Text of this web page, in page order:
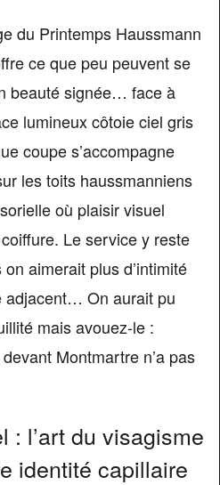
du Printemps Haussmann
ce que peu peuvent se
beauté signée… face à
lumineux côtoie ciel gris
coupe s’accompagne
les toits haussmanniens
où plaisir visuel
Le service y reste
aimerait plus d’intimité
adjacent… On aurait pu
mais avouez-le :
Montmartre n’a pas
: l’art du visagisme
identité capillaire